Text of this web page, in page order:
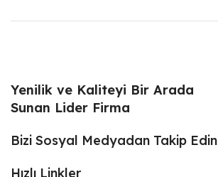
Yenilik ve Kaliteyi Bir Arada
Sunan Lider Firma
Bizi Sosyal Medyadan Takip Edin
Hızlı Linkler